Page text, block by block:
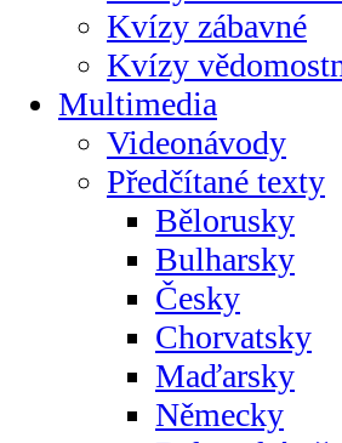
Kvízy zábavné
Kvízy
Multimedia
Videonávody
Předčítané texty
Bělorusky
Bulharsky
Česky
Chorvatsky
Maďarsky
Německy